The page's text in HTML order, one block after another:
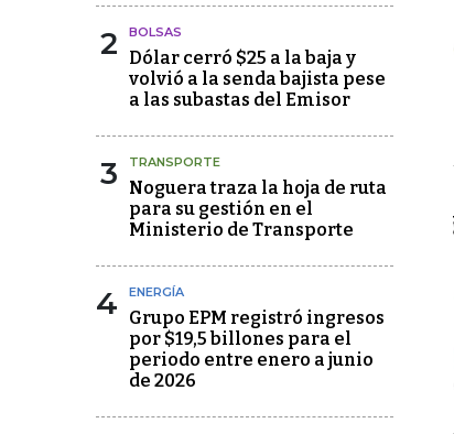
2 BOLSAS
Dólar cerró $25 a la baja y
volvió a la senda bajista pese
a las subastas del Emisor
3 TRANSPORTE
Noguera traza la hoja de ruta
para su gestión en el
Ministerio de Transporte
4 ENERGÍA
Grupo EPM registró ingresos
por $19,5 billones para el
periodo entre enero a junio
de 2026